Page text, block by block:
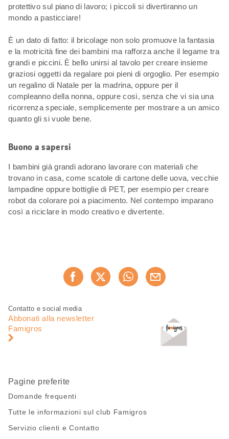
protettivo sul piano di lavoro; i piccoli si divertiranno un
mondo a pasticciare!
È un dato di fatto: il bricolage non solo promuove la fantasia
e la motricità fine dei bambini ma rafforza anche il legame tra
grandi e piccini. È bello unirsi al tavolo per creare insieme
graziosi oggetti da regalare poi pieni di orgoglio. Per esempio
un regalino di Natale per la madrina, oppure per il
compleanno della nonna, oppure così, senza che vi sia una
ricorrenza speciale, semplicemente per mostrare a un amico
quanto gli si vuole bene.
Buono a sapersi
I bambini già grandi adorano lavorare con materiali che
trovano in casa, come scatole di cartone delle uova, vecchie
lampadine oppure bottiglie di PET, per esempio per creare
robot da colorare poi a piacimento. Nel contempo imparano
così a riciclare in modo creativo e divertente.
Consiglia ora
Piè
pagina
Navigazione
pagina
Contatto e social media
Abbonati alla newsletter
Famigros
Pagine preferite
Domande frequenti
Tutte le informazioni sul club Famigros
Servizio clienti e Contatto